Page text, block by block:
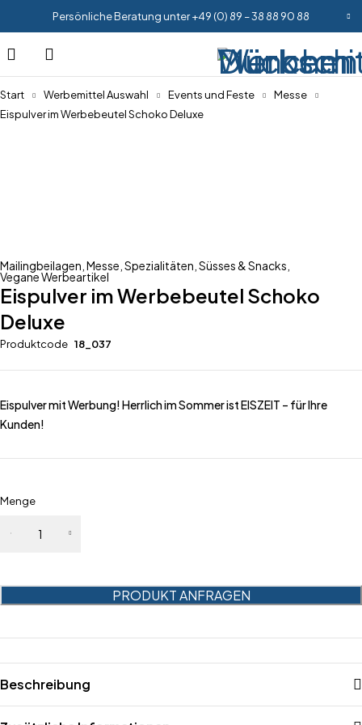
Persönliche Beratung unter +49 (0) 89 – 38 88 90 88
Start Werbemittel Auswahl Events und Feste
Messe
Eispulver im Werbebeutel Schoko Deluxe
Mailingbeilagen Messe Spezialitäten Süsses & Snacks
Vegane Werbeartikel
Eispulver im Werbebeutel Schoko
Deluxe
Produktcode 18_037
Eispulver mit Werbung! Herrlich im Sommer ist EISZEIT – für Ihre
Kunden!
Menge
Werbebeutel
Deluxe
Menge
PRODUKT ANFRAGEN
Beschreibung